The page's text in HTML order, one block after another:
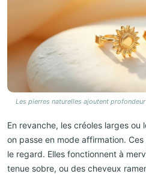
Les pierres naturelles ajoutent
En revanche, les créoles larges ou
on passe en mode affirmation.
le regard. Elles fonctionnent à
tenue sobre, ou des cheveux